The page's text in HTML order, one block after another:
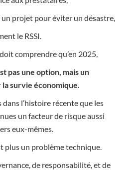
projet pour éviter un désastre,
le RSSI.
comprendre qu’en 2025,
pas une option, mais un
survie économique.
dans l’histoire récente que les
un facteur de risque aussi
eux-mêmes.
plus un problème technique.
de responsabilité, et de